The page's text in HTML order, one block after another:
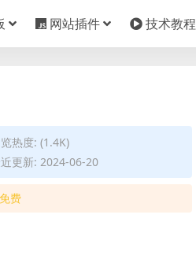
网站插件 技术教程
热度: (1.4K)
更新: 2024-06-20
免费